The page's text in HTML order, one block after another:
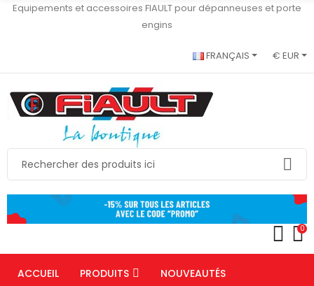
Equipements et accessoires FIAULT pour dépanneuses et porte
engins
FRANÇAIS € EUR
0
ACCUEIL PRODUITS NOUVEAUTÉS